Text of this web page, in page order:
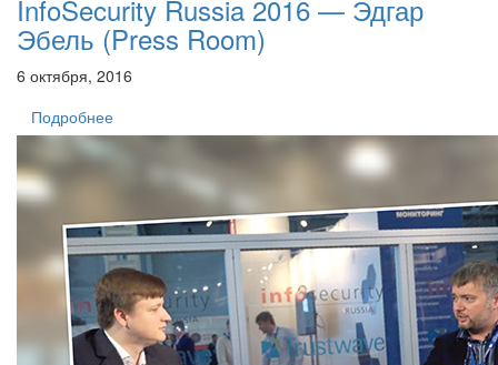
InfoSecurity Russia 2016 — Эдгар
Эбель (Press Room)
6 октября, 2016
Подробнее